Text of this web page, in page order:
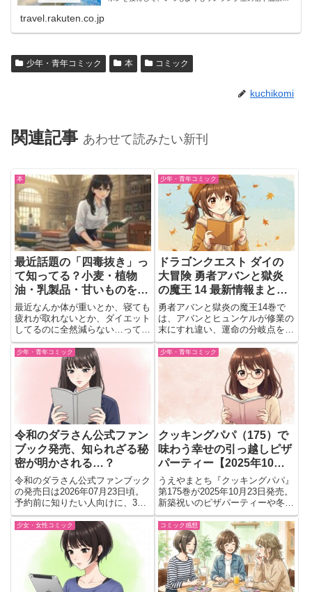
travel.rakuten.co.jp
少年・青年コミック 本 コミック
kuchikomi
関連記事 あわせて読みたい新刊
本
最近話題の「四毒抜き」っ
て知ってる？小麦・植物
油・乳製品・甘いものをや
めると体が変わるってほん
と？2025年6月18日発売の
本がすごいんだよ！
最近なんか体が重いとか、寝ても
疲れが取れないとか、ダイエット
してるのに全然減らない…って思
ってたら、この本のことを知っ
て、めっちゃ気になっちゃった
の。2025年6月18日に出る『四毒
抜きのすすめ』っていう本なんだ
けど、これが今すごく話題にな...
少年・青年コミック
ドラゴンクエスト ダイの
大冒険 勇者アバンと獄炎
の魔王 14 最新情報まとめ
｜発売日・予約・物語の注
目ポイント！
勇者アバンと獄炎の魔王14巻で
は、アバンとヒュンケルが修業の
末にすれ違い、運命の分岐点を迎
える。ベルクスとの戦いを経て描
かれる「師弟決別編」がついに開
幕。
少年・青年コミック
令和のダラさん公式ファン
ブック発売、知られざる秘
密が明かされる…？
令和のダラさん公式ファンブック
の発売日は2026年07月23日頃。
予約前に知りたい人向けに、30
ページ超の描きおろし漫画やキャ
ラ図録、応神町ガイドの魅力を紹
介。ファン必携の内容をチェッ
少年・青年コミック
クッキングパパ（175）で
味わう幸せの引っ越しピザ
パーティー【2025年10月
23日発売】
うえやまとち『クッキングパパ』
第175巻が2025年10月23日発売。
新築祝いのピザパーティーや冬の
鍋料理など、家族の温もりとおい
しさ満載の一冊。
少女・女性コミック コミック感想